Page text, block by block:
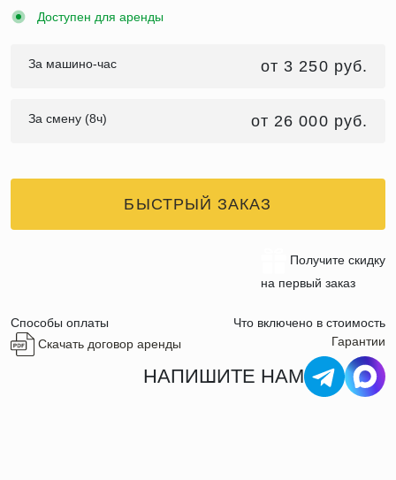
Доступен для аренды
За машино-час от 3 250 руб.
За смену (8ч) от 26 000 руб.
БЫСТРЫЙ ЗАКАЗ
Получите скидку
на первый заказ
Способы оплаты
Что включено в стоимость
Скачать договор аренды
Гарантии
НАПИШИТЕ НАМ